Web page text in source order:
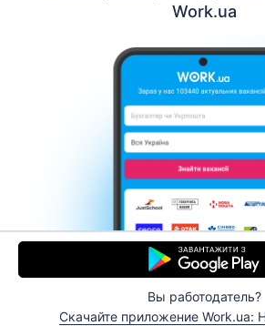
Work.ua
Вы работодатель?
Скачайте приложение Work.ua:
Контакты О нас
Новости Work.ua
Помощь
Условия использования
© 2006–2026 Work.ua. Сервис